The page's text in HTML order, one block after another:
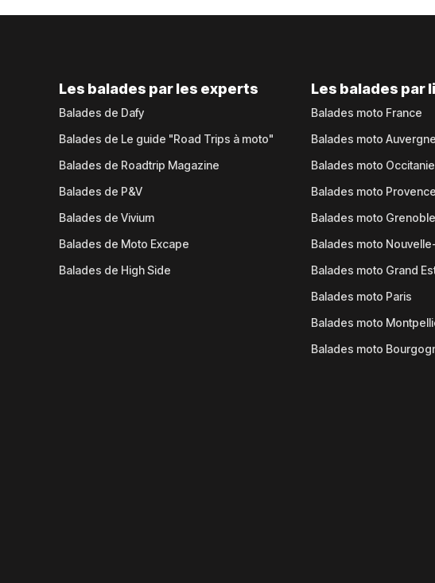
Les balades par les experts
Balades de Dafy
Balades de Le guide "Road Trips à moto"
Balades de Roadtrip Magazine
Balades de P&V
Balades de Vivium
Balades de Moto Excape
Balades de High Side
Les balades par
Balades moto France
Balades moto
Balades moto Occitanie
Balades moto
Balades moto Grenoble
Balades moto
Balades moto Grand
Balades moto Paris
Balades moto
Balades moto